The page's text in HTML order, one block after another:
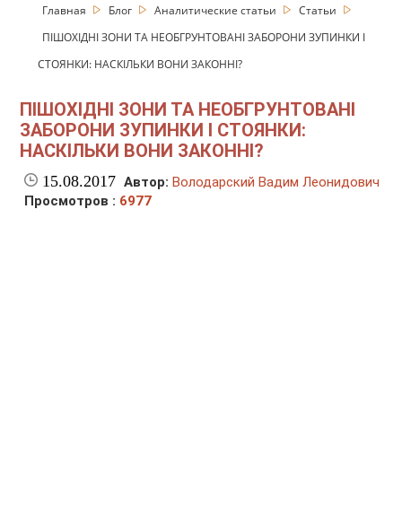
Главная Блог Аналитические статьи
Статьи
ПІШОХІДНІ ЗОНИ ТА НЕОБГРУНТОВАНІ ЗАБОРОНИ ЗУПИНКИ І
СТОЯНКИ: НАСКІЛЬКИ ВОНИ ЗАКОННІ?
ПІШОХІДНІ ЗОНИ ТА НЕОБГРУНТОВАНІ
ЗАБОРОНИ ЗУПИНКИ І СТОЯНКИ:
НАСКІЛЬКИ ВОНИ ЗАКОННІ?
15.08.2017 Автор: Володарский Вадим Леонидович
Просмотров : 6977